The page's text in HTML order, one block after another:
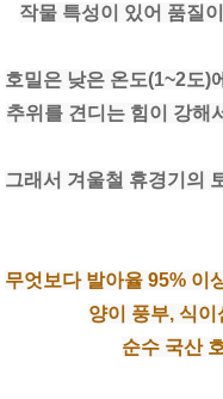
작물 특성이 있어 품질
호밀은 낮은 온도(1~2도)
추위를 견디는 힘이 강해
그래서 겨울철 휴경기의
무엇보다 발아율 95% 이
양이 풍부, 식
순수 국산